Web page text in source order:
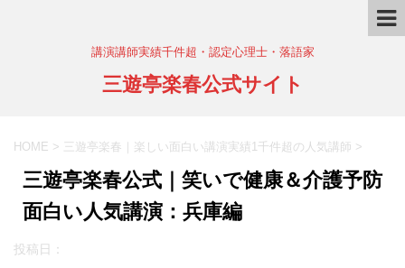
講演講師実績千件超・認定心理士・落語家
三遊亭楽春公式サイト
HOME > 三遊亭楽春｜楽しい面白い講演実績1千件超の人気講師 >
三遊亭楽春公式｜笑いで健康＆介護予防
面白い人気講演：兵庫編
投稿日：